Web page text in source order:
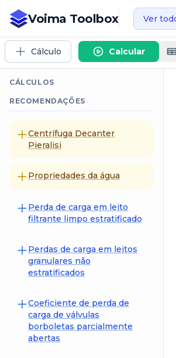
Voima Toolbox Ver
Cálculo Calcular
CÁLCULOS
RECOMENDAÇÕES
Centrífuga Decanter
Pieralisi
Propriedades da água
Perda de carga em leito
filtrante limpo estratificado
Perdas de carga em leitos
granulares não
estratificados
Coeficiente de perda de
carga de válvulas
borboletas parcialmente
abertas